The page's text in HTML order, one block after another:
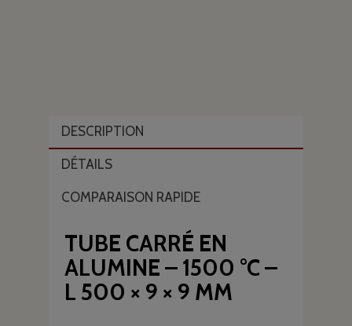
DESCRIPTION
DÉTAILS
COMPARAISON RAPIDE
TUBE CARRÉ EN
ALUMINE – 1500 °C –
L 500 × 9 × 9 MM